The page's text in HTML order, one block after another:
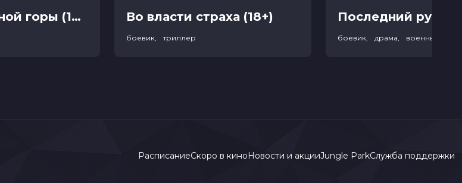
Демоны Чёрной горы (18+) Во власти страха (18+)
боевик, триллер
Последний рубеж
боевик, драма, военный,
РасписаниеСкоро в киноНовости и акцииJungle ParkСлужба поддержки